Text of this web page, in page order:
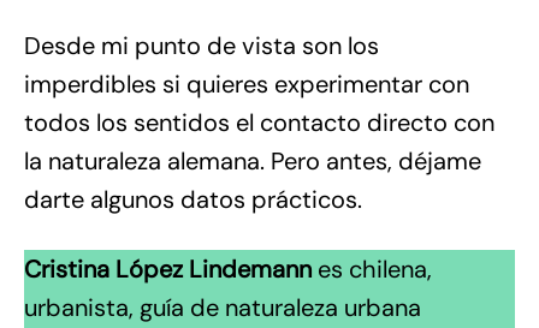
Desde mi punto de vista son los
imperdibles si quieres experimentar con
todos los sentidos el contacto directo con
la naturaleza alemana. Pero antes, déjame
darte algunos datos prácticos.
Cristina López Lindemann es chilena,
urbanista, guía de naturaleza urbana